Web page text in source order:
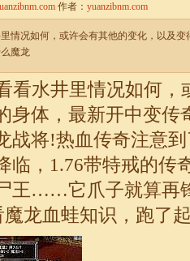
作者： yuanzibnm.com
情况如何，或许会有其他的变化，以及
魔龙
看水井里情况如何，
身体，最新开中变传
将!热血传奇注意到
临， 1.76带特戒的传
王……它爪子就算再
龙血蛙知识，跑了